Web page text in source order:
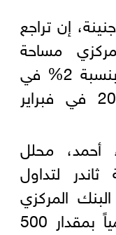
إن تراجع
مساحة
واسعة جداً لخفض الفائدة بنسبة 2% في
أول اجتماع خلال عام 2026 في فبراير
أحمد، محلل
لتداول
المركزي
المصري أسعار الفائدة تراكمياً بمقدار 500